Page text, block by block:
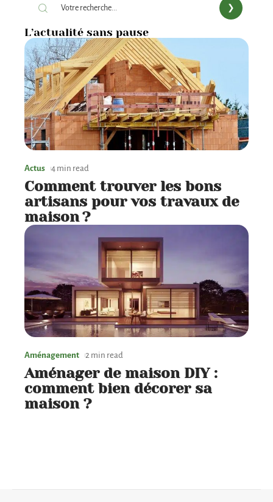
L’actualité sans pause
Actus 4 min read
Comment trouver les bons
artisans pour vos travaux de
maison ?
Aménagement 2 min read
Aménager de maison DIY :
comment bien décorer sa
maison ?